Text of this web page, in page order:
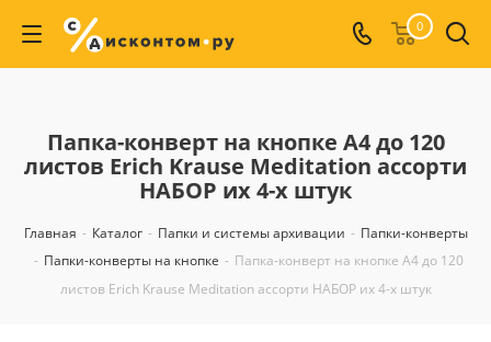
0
Папка-конверт на кнопке А4 до 120
листов Erich Krause Meditation ассорти
НАБОР их 4-х штук
Главная - Каталог - Папки и системы архивации - Папки-конверты
- Папки-конверты на кнопке - Папка-конверт на кнопке А4 до 120
листов Erich Krause Meditation ассорти НАБОР их 4-х штук